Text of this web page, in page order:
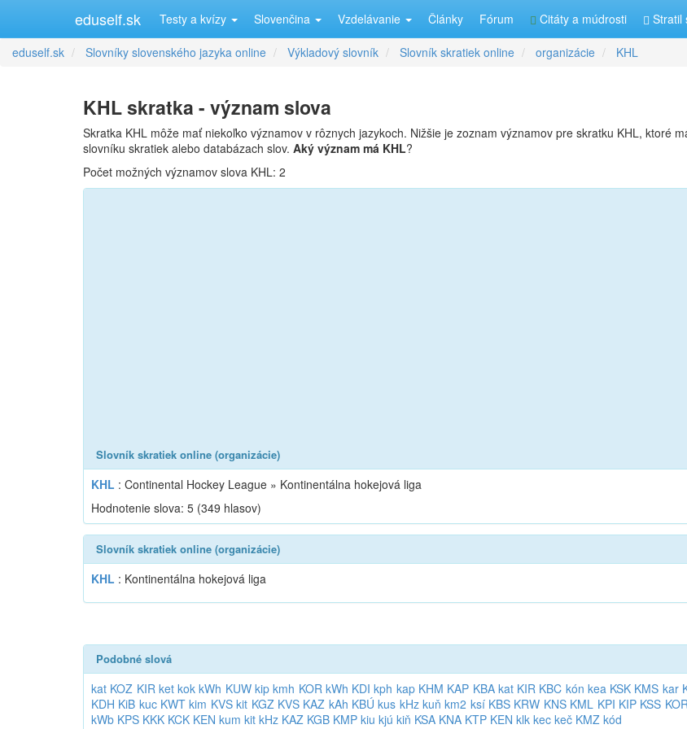
eduself.sk Testy a kvízy Slovenčina Vzdelávanie Články Fórum Citáty a múdrosti Stratil
eduself.sk Slovníky slovenského jazyka online Výkladový slovník Slovník skratiek online organizácie KHL
KHL skratka - význam slova
Skratka KHL môže mať niekoľko významov v rôznych jazykoch. Nižšie je zoznam významov pre skratku KHL, ktoré
slovníku skratiek alebo databázach slov. Aký význam má KHL?
Počet možných významov slova KHL: 2
Slovník skratiek online (organizácie)
KHL : Continental Hockey League » Kontinentálna hokejová liga
Hodnotenie slova: 5 (349 hlasov)
Slovník skratiek online (organizácie)
KHL : Kontinentálna hokejová liga
Podobné slová
kat KOZ KIR ket kok kWh KUW kip kmh KOR kWh KDI kph kap KHM KAP KBA kat KIR KBC kón kea KSK KMS kar
KDH KiB kuc KWT kim KVS kit KGZ KVS KAZ kAh KBÚ kus kHz kuň km2 ksí KBS KRW KNS KML KPI KIP KSS
kWb KPS KKK KCK KEN kum kit kHz KAZ KGB KMP kiu kjú kiň KSA KNA KTP KEN klk kec keč KMZ kód